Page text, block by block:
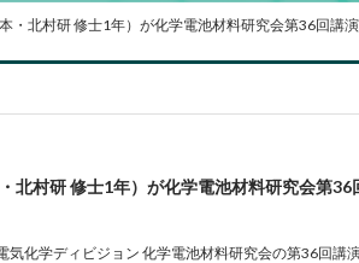
・北村研 修士1年）が化学電池材料研究会第36回講
北村研 修士1年）が化学電池材料研究会第
気化学ディビジョン 化学電池材料研究会の第36回講